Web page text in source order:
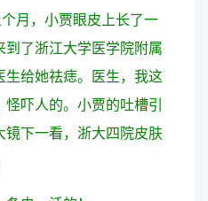
月，小贾眼皮上长了一
了浙江大学医学院附属
生给她祛痣。医生，我这
吓人的。小贾的吐槽引
下一看， 浙大四院皮肤